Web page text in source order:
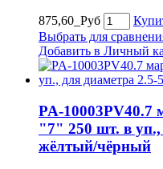
875,60_Руб
Выбрать для
Добавить в Личный
PA-10003PV40.7
"7" 250 шт. в уп.,
жёлтый/чёрный